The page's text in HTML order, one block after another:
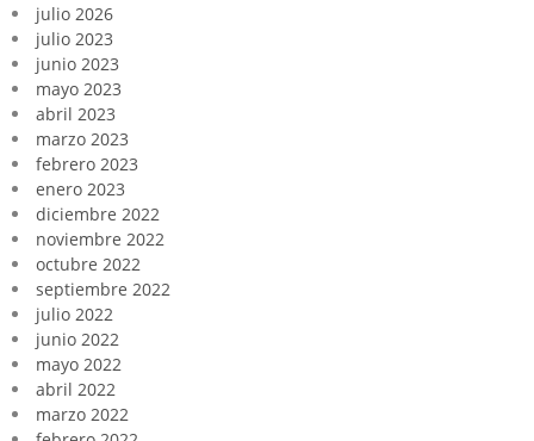
julio 2026
julio 2023
junio 2023
mayo 2023
abril 2023
marzo 2023
febrero 2023
enero 2023
diciembre 2022
noviembre 2022
octubre 2022
septiembre 2022
julio 2022
junio 2022
mayo 2022
abril 2022
marzo 2022